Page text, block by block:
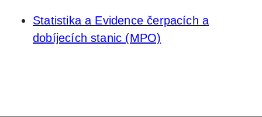
Statistika a Evidence čerpacích a
dobíjecích stanic (MPO)